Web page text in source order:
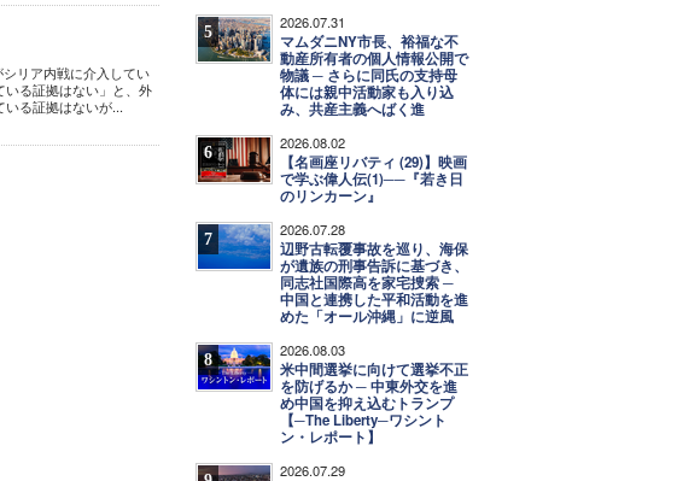
リア内戦に介入してい
る証拠はない」と、外
る証拠はないが...
5 2026.07.31
マムダニNY市長、裕福な不
動産所有者の個人情報公開で
物議 ─ さらに同氏の支持母
体には親中活動家も入り込
み、共産主義へばく進
6 2026.08.02
【名画座リバティ (29)】映画
で学ぶ偉人伝(1)──『若き日
のリンカーン』
7 2026.07.28
辺野古転覆事故を巡り、海保
が遺族の刑事告訴に基づき、
同志社国際高を家宅捜索 ─
中国と連携した平和活動を進
めた「オール沖縄」に逆風
8 2026.08.03
米中間選挙に向けて選挙不正
を防げるか ─ 中東外交を進
め中国を抑え込むトランプ
【─The Liberty─ワシント
ン・レポート】
2026.07.29